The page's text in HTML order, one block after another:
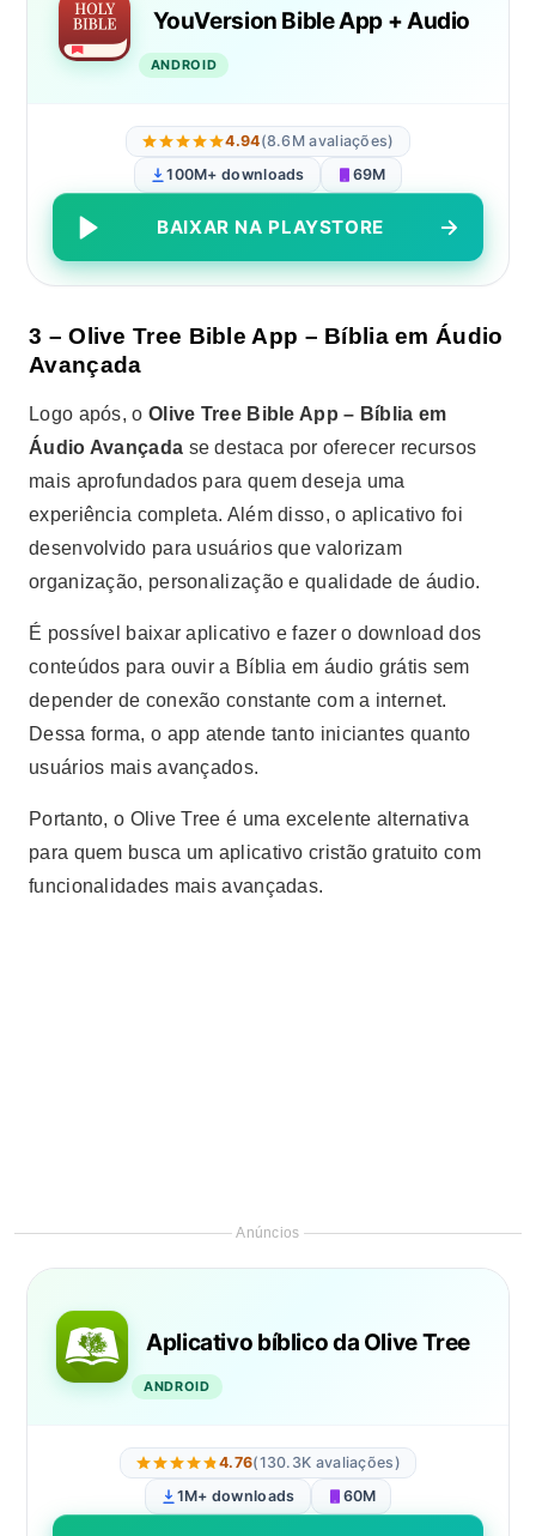
YouVersion Bible App + Audio
ANDROID
4.94(8.6M avaliações)
100M+ downloads
69M
BAIXAR NA PLAYSTORE
3 – Olive Tree Bible App – Bíblia em Áudio
Avançada
Logo após, o Olive Tree Bible App – Bíblia em
Áudio Avançada se destaca por oferecer recursos
mais aprofundados para quem deseja uma
experiência completa. Além disso, o aplicativo foi
desenvolvido para usuários que valorizam
organização, personalização e qualidade de áudio.
É possível baixar aplicativo e fazer o download dos
conteúdos para ouvir a Bíblia em áudio grátis sem
depender de conexão constante com a internet.
Dessa forma, o app atende tanto iniciantes quanto
usuários mais avançados.
Portanto, o Olive Tree é uma excelente alternativa
para quem busca um aplicativo cristão gratuito com
funcionalidades mais avançadas.
Anúncios
Aplicativo bíblico da Olive Tree
ANDROID
4.76(130.3K avaliações)
1M+ downloads
60M